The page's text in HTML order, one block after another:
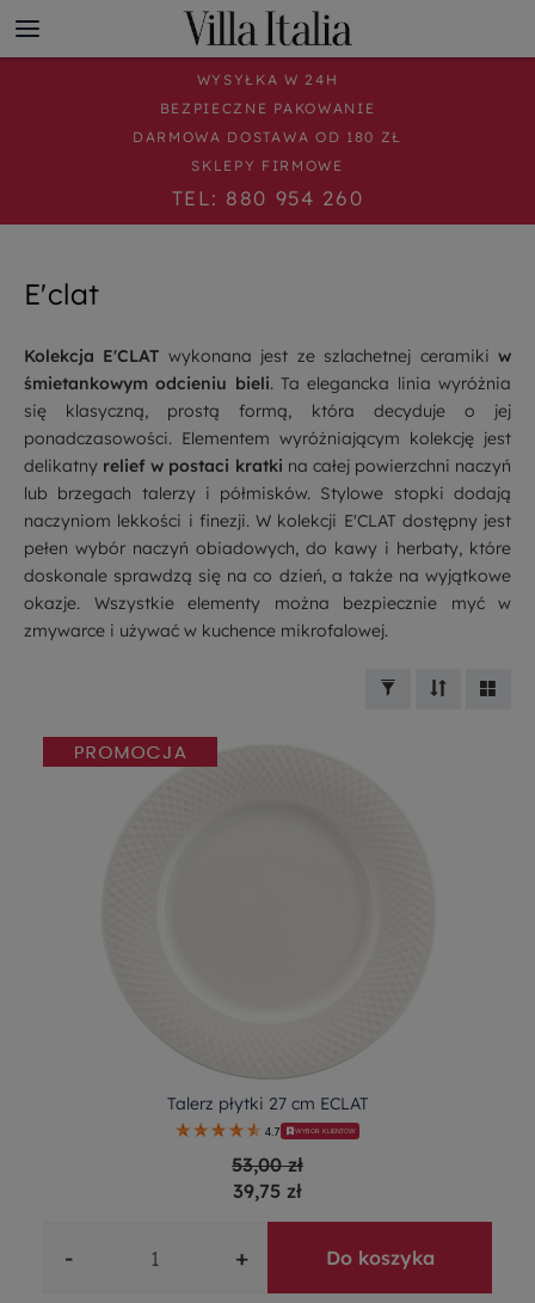
WYSYŁKA W 24H
BEZPIECZNE PAKOWANIE
DARMOWA DOSTAWA OD 180 ZŁ
SKLEPY FIRMOWE
TEL: 880 954 260
E'clat
Kolekcja E'CLAT wykonana jest ze szlachetnej ceramikiw
śmietankowym odcieniu bieli. Ta elegancka linia wyróżnia
się klasyczną, prostą formą, która decyduje o jej
ponadczasowości. Elementem wyróżniającym kolekcję jest
delikatny relief w postaci kratki na całej powierzchni naczyń
lub brzegach talerzy i półmisków. Stylowe stopki dodają
naczyniom lekkości i finezji. W kolekcji E'CLAT dostępny jest
pełen wybór naczyń obiadowych, do kawy i herbaty, które
doskonale sprawdzą się na co dzień, a także na wyjątkowe
okazje. Wszystkie elementy można bezpiecznie myć w
zmywarce i używać w kuchence mikrofalowej.
Talerz płytki 27 cm ECLAT
4.7 WYBÓR KLIENTÓW
53,00 zł
39,75 zł
- + Do koszyka